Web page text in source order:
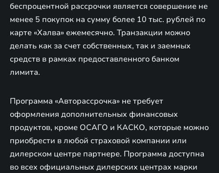
беспроцентной рассрочки является совершение не
менее 5 покупок на сумму более 10 тыс. рублей по
карте «Халва» ежемесячно. Транзакции можно
делать как за счет собственных, так и заемных
средств в рамках предоставленного банком
лимита.
Программа «Авторассрочка» не требует
оформления дополнительных финансовых
продуктов, кроме ОСАГО и КАСКО, которые можно
приобрести в любой страховой компании или
дилерском центре партнере. Программа доступна
во всех официальных дилерских центрах марки